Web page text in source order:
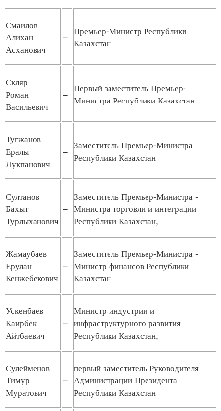
Смаилов
Алихан
Асханович
–
Премьер-Министр Республики
Казахстан
Скляр
Роман
Васильевич
–
Первый заместитель Премьер-
Министра Республики Казахстан
Тугжанов
Ералы
Лукпанович
–
Заместитель Премьер-Министра
Республики Казахстан
Султанов
Бахыт
Турлыханович
–
Заместитель Премьер-Министра -
Министра торговли и интеграции
Республики Казахстан,
Жамаубаев
Ерулан
Кенжебекович
–
Заместитель Премьер-Министра -
Министр финансов Республики
Казахстан
Ускенбаев
Каирбек
Айтбаевич
–
Министр индустрии и
инфраструктурного развития
Республики Казахстан,
Сулейменов
Тимур
Муратович
–
первый заместитель Руководителя
Администрации Президента
Республики Казахстан